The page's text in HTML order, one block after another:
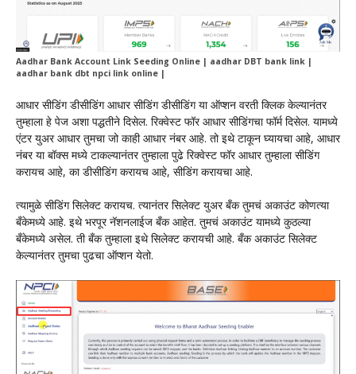
Aadhar Bank Account Link Seeding Online | aadhar DBT bank link |
aadhar bank dbt npci link online |
आधार सीडिंग डीसीडिंग आधार सीडिंग डीसीडिंग या ऑप्शन वरती क्लिक केल्यानंतर
तुम्हाला हे पेज अशा पद्धतीने दिसेल. रिक्वेस्ट फॉर आधार सीडिंगचा फॉर्म दिसेल. यामध्ये
एंटर युअर आधार तुमचा जो काही आधार नंबर आहे. तो इथे टाकून घ्यायचा आहे, आधार
नंबर या बॉक्स मध्ये टाकल्यानंतर तुम्हाला पुढे रिक्वेस्ट फॉर आधार तुम्हाला सीडिंग
करायच आहे, का डीसीडिंग करायच आहे, सीडिंग करायचा आहे.
त्यामुळे सीडिंग सिलेक्ट करायच. त्यानंतर सिलेक्ट युअर बँक तुमचं अकाउंट कोणत्या
बँकेमध्ये आहे. इथे भरपूर नॅशनलाईज बँक आहेत. तुमचं अकाउंट यामध्ये कुठल्या
बँकेमध्ये असेल. ती बँक तुम्हाला इथे सिलेक्ट करायची आहे. बँक अकाउंट सिलेक्ट
केल्यानंतर तुमचा पुढचा ऑप्शन येतो.